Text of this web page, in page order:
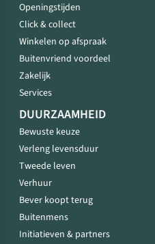
Openingstijden
Click & collect
Winkelen op afspraak
Buitenvriend voordeel
Zakelijk
Services
DUURZAAMHEID
Bewuste keuze
Verleng levensduur
Tweede leven
Verhuur
Bever koopt terug
Buitenmens
Initiatieven & partners